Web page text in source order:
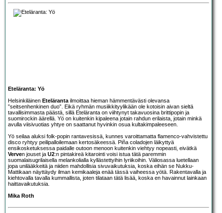
Eteläranta: Yö
Helsinkiläinen Eteläranta ilmoittaa hieman hämmentävästi olevansa
”seitsenhenkinen duo”. Eikä ryhmän musiikkityylikään ole kotoisin aivan sieltä
tavallisimmasta päästä, sillä Eteläranta on viihtynyt takavuosina brittipopin ja
suomirockin äärellä. Yö on kuitenkin kipaleena jotain rahdun erilaista, jotain minkä
avulla viisivuotias yhtye on saattanut hyvinkin osua kultakimpaleeseen.
Yö seilaa aluksi folk-popin rantavesissä, kunnes varoittamatta flamenco-vahvistettu
disco ryhtyy peilipalloilemaan kertosäkeessä. Piña coladojen läikyttyä
ensikosketuksessa paidalle outoon menoon kuitenkin viehtyy nopeasti, eivätkä
Verven jouset ja U2:n pintakireä kitarointi voisi istua tätä paremmin
suomalaisugrilaisella melankolialla kyllästettyihin lyriikoihin. Väliosassa luetellaan
jopa unilääkkeitä ja niiden mahdollisia sivuvaikutuksia, koska eihän se Nukku-
Mattikaan näyttäydy ilman kemikaaleja enää tässä vaiheessa yötä. Rakentavalla ja
kiehtovalla tavalla kummallista, joten tilataan tätä lisää, koska en havainnut lainkaan
haittavaikutuksia.
Mika Roth